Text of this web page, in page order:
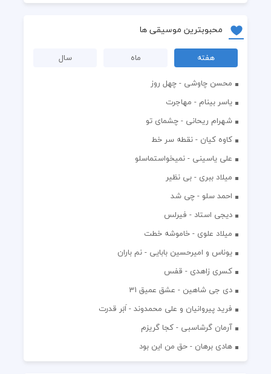
محبوبترین موسیقی ها
هفته ماه
سال
محسن چاوشی - چهل روز
یاسر بینام - مهاجرت
شهرام ریحانی - چشمای تو
کاوه کیان - نقطه سر خط
علی یاسینی - نمیخواستماسلو
میلاد ببری - بی نظیر
احمد سلو - چی شد
دیجی استاد - فیرلس
میلاد علوی - خاموشه خطت
یوناس و امیرحسین بابایی - نم باران
کسری زاهدی - قفس
دی جی شاهین - عشق عمیق 31
فرید پیروانیان و علی محمدوند - اَبَر قدرت
آرمان گرشاسبی - کجا گریزم
هادی برهان - حق من این بود